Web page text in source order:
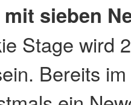
sieben
Stage wird
Bereits